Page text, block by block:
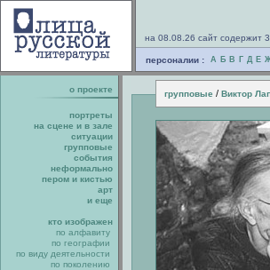
на 08.08.26 сайт содержит
персоналии : А Б В Г Д Е
о проекте групповые / Виктор
портреты
на сцене и в зале
ситуации
групповые
события
неформально
пером и кистью
арт
и еще
кто изображен
по алфавиту
по географии
по виду деятельности
по поколению